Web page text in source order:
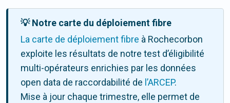
💡 Notre carte du déploiement fibre
La carte de déploiement fibre à Rochecorbon
exploite les résultats de notre test d’éligibilité
multi-opérateurs enrichies par les données
open data de raccordabilité de l’ARCEP.
Mise à jour chaque trimestre, elle permet de